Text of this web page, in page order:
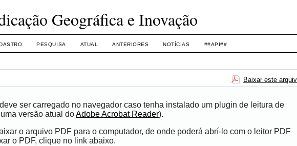
Geográfica e Inovação
PESQUISA ATUAL ANTERIORES NOTÍCIAS ##API##
Baixar este
ser carregado no navegador caso tenha instalado um plugin de leitura de
versão atual doAdobe Acrobat Reader).
o arquivo PDF para o computador, de onde poderá abrí-lo com o leitor PDF
o PDF, clique no link abaixo.